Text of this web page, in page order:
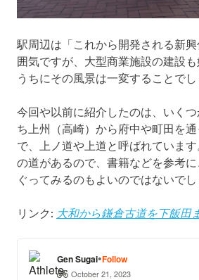
駅周辺は「これから開発される新
囲気ですが、大型商業施設の建設
うちにその風景は一変することでし
今回や以前に紹介したのは、いく
ち上州（高崎）から府中や町田を
で、上ノ道や上道と呼ばれていま
の道があるので、書籍などを参考
ぐってみるのもよいのではないでし
リンク: 大和から鎌倉古道を下飯田